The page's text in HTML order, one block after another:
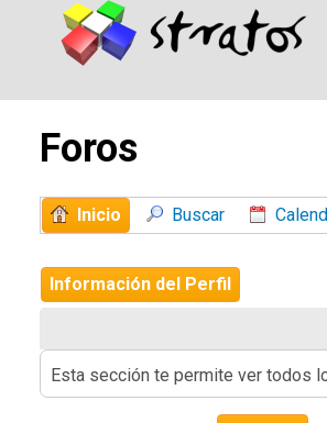
Foros
Inicio Buscar
Información del Perfil
Esta sección te permite ver todos